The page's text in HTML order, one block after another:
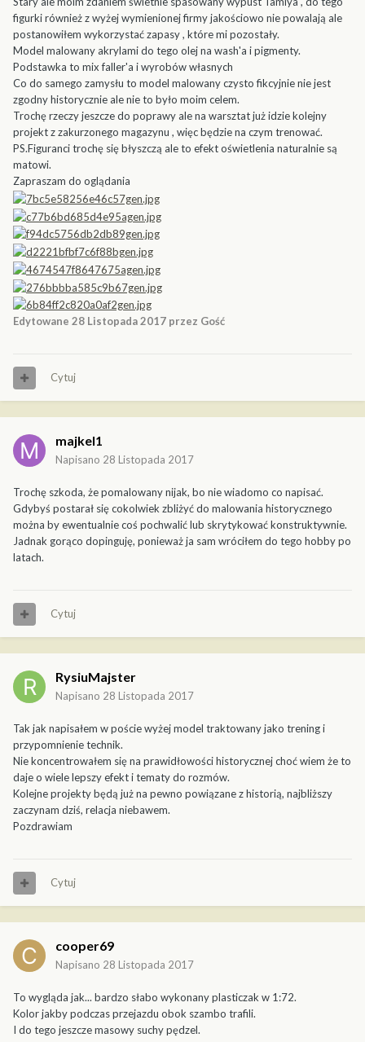
figurki również z wyżej wymienionej firmy jakościowo nie powalają ale
postanowiłem wykorzystać zapasy , które mi pozostały.
Model malowany akrylami do tego olej na wash'a i pigmenty.
Podstawka to mix faller'a i wyrobów własnych
Co do samego zamysłu to model malowany czysto fikcyjnie nie jest
zgodny historycznie ale nie to było moim celem.
Trochę rzeczy jeszcze do poprawy ale na warsztat już idzie kolejny
projekt z zakurzonego magazynu , więc będzie na czym trenować.
PS.Figuranci trochę się błyszczą ale to efekt oświetlenia naturalnie są
matowi.
Zapraszam do oglądania
Edytowane 28 Listopada 2017 przez Gość
Cytuj
majkel1
Napisano 28 Listopada 2017
Trochę szkoda, że pomalowany nijak, bo nie wiadomo co napisać.
Gdybyś postarał się cokolwiek zbliżyć do malowania historycznego
można by ewentualnie coś pochwalić lub skrytykować konstruktywnie.
Jadnak gorąco dopinguję, ponieważ ja sam wróciłem do tego hobby po
latach.
Cytuj
RysiuMajster
Napisano 28 Listopada 2017
Tak jak napisałem w poście wyżej model traktowany jako trening i
przypomnienie technik.
Nie koncentrowałem się na prawidłowości historycznej choć wiem że to
daje o wiele lepszy efekt i tematy do rozmów.
Kolejne projekty będą już na pewno powiązane z historią, najbliższy
zaczynam dziś, relacja niebawem.
Pozdrawiam
Cytuj
cooper69
Napisano 28 Listopada 2017
To wygląda jak... bardzo słabo wykonany plasticzak w 1:72.
Kolor jakby podczas przejazdu obok szambo trafili.
I do tego jeszcze masowy suchy pędzel.